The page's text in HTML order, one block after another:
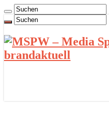
brandaktuell